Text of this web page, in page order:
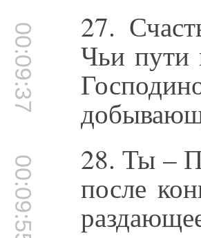
00:09:37 27.
Чьи пути
00:09:55 28. Ты –
после